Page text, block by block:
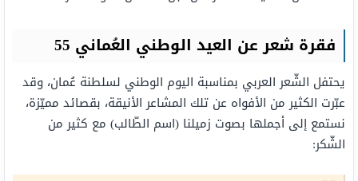
فقرة شعر عن العيد الوطني العُماني 55
يحتفل الشّعر العربي بمناسبة اليوم الوطني لسلطنة عُمان، وقد
عبّرت الكثير من الأفواه عن تلك المشاعر الأنيقة، بقصائد مميّزة،
نستمع إلى أجملها بصوت زميلنا (اسم الطّالب) مع كثير من
الشّكر: